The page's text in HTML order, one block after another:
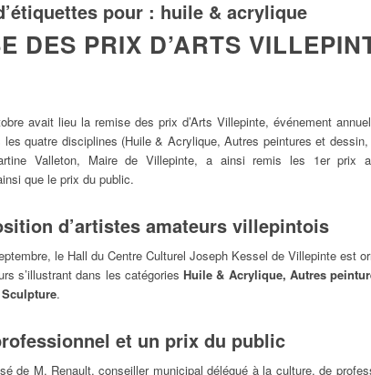
pour : huile & acrylique
DES PRIX D’ARTS
avait lieu la remise des prix d’Arts Villepinte, événement
les quatre disciplines (Huile & Acrylique, Autres peintures et
Valleton, Maire de Villepinte, a ainsi remis les 1er prix
que le prix du public.
d’artistes amateurs villepintois
le Hall du Centre Culturel Joseph Kessel de Villepinte est
s’illustrant dans les catégories Huile & Acrylique, Autres
.
et un prix du public
de M. Renault, conseiller municipal délégué à la culture, de